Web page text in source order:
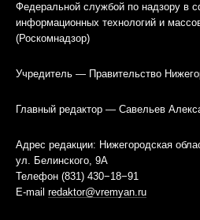
Федеральной службой по надзору в
информационных технологий и
(Роскомнадзор)
Учредитель — Правительство
Главный редактор — Савельев
Адрес редакции: Нижегородская
ул. Белинского, 9А
Телефон (831) 430−18−91
E-mail redaktor@vremyan.ru